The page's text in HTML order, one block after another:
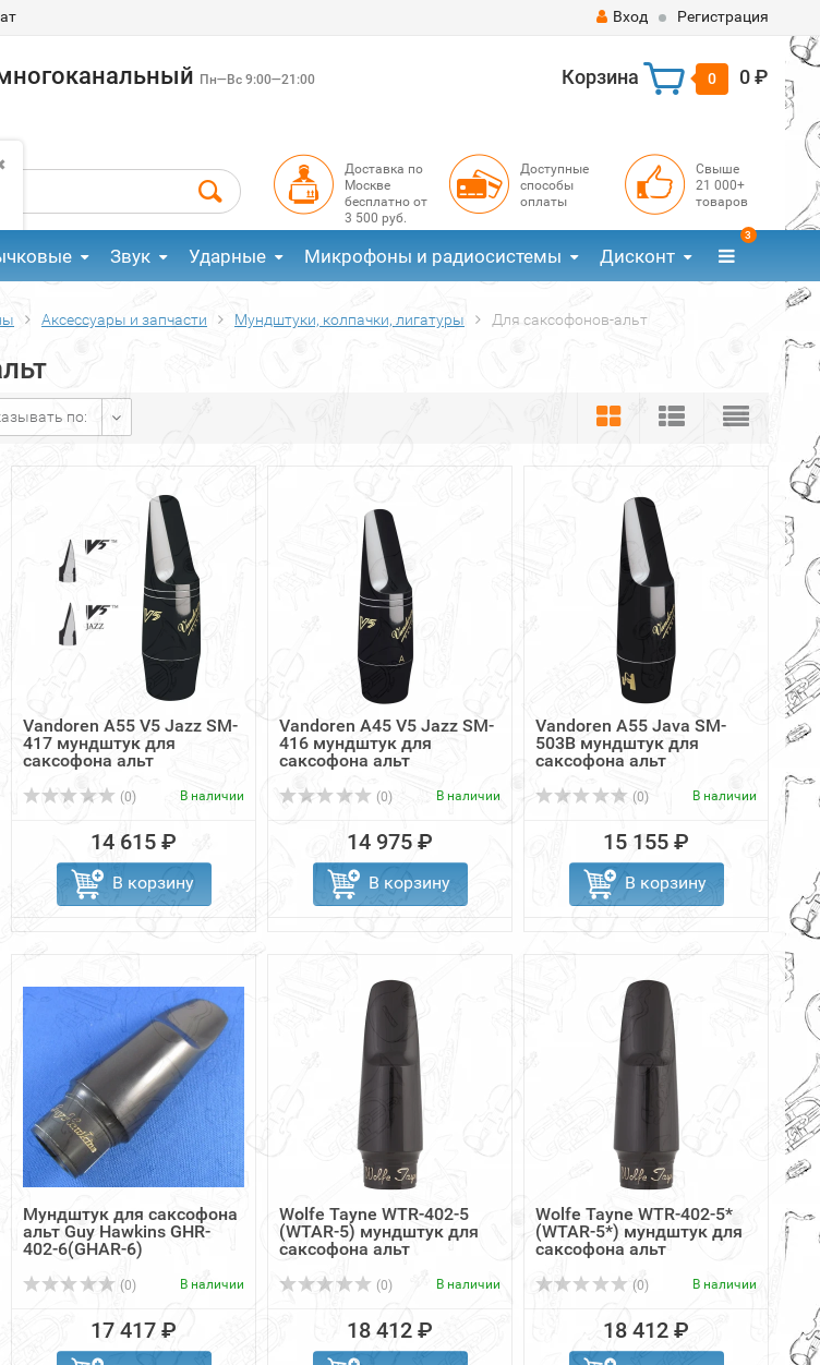
Вход Регистрация
Пн—Вс 9:00—21:00 Корзина 0 0 ₽
Доставка по
Москве
бесплатно от
3 500 руб.
Доступные
способы
оплаты
Свыше
21 000+
товаров
Звук Ударные Микрофоны и радиосистемы Дисконт
3
Аксессуары и запчасти Мундштуки, колпачки, лигатуры Для саксофонов-альт
по:
Vandoren A55 V5 Jazz SM-
417 мундштук для
саксофона альт
(0) В наличии
14 615 ₽
В корзину
Vandoren A45 V5 Jazz SM-
416 мундштук для
саксофона альт
(0) В наличии
14 975 ₽
В корзину
Vandoren A55 Java SM-
503B мундштук для
саксофона альт
(0) В наличии
15 155 ₽
В корзину
Мундштук для саксофона
альт Guy Hawkins GHR-
402-6(GHAR-6)
(0) В наличии
17 417 ₽
Wolfe Tayne WTR-402-5
(WTAR-5) мундштук для
саксофона альт
(0) В наличии
18 412 ₽
Wolfe Tayne WTR-402-5*
(WTAR-5*) мундштук для
саксофона альт
(0) В наличии
18 412 ₽